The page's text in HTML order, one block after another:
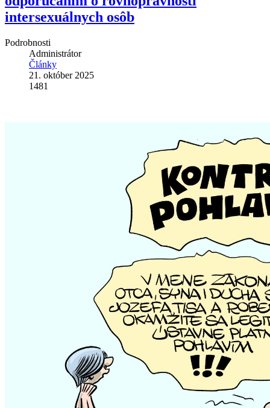
intersexuálnych osôb
Podrobnosti
Administrátor
Články
21. október 2025
1481